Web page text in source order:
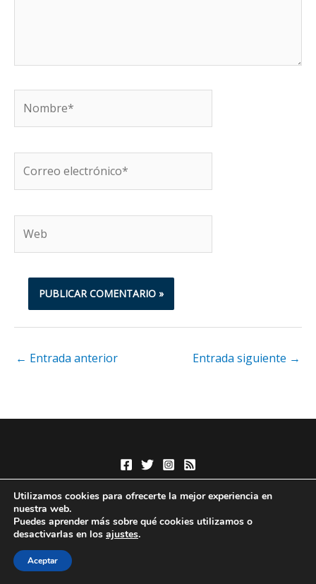
electrónico*
← Entrada anterior Entrada siguiente →
Utilizamos cookies para ofrecerte la mejor experiencia en
nuestra web.
Puedes aprender más sobre qué cookies utilizamos o
desactivarlas en los ajustes.
Aceptar